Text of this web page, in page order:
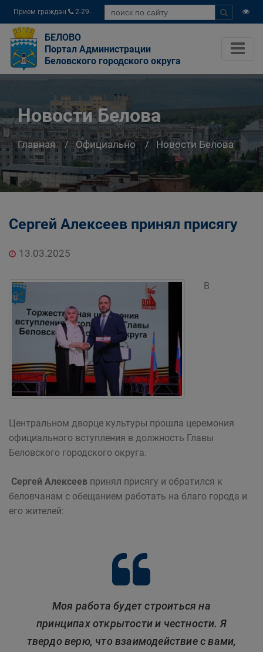
Прием граждан
2-29-
04
БЕЛОВО
Портал Администрации
Беловского городского округа
Новости Белова
Главная Официально Новости Белова
Сергей Алексеев принял присягу
13.03.2025
В
Центральном дворце культуры прошла церемония
официального вступления в должность Главы
Беловского городского округа.
Сергей Алексеев принял присягу и обратился к
беловчанам с обещанием работать на благо города и
его жителей:
Моя работа будет строиться на
принципах открытости и честности. Я
твердо верю, что взаимодействие с вами,